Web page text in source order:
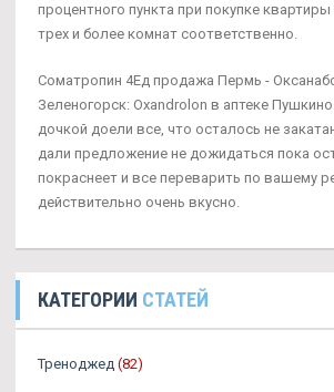
процентного пункта при покупке квартиры
трех и более комнат соответственно.
Cоматропин 4Ед продажа Пермь -
Зеленогорск: Oxandrolon в аптеке
дочкой доели все, что осталось не
дали предложение не дожидаться пока
покраснеет и все переварить по вашему
действительно очень вкусно.
КАТЕГОРИИ СТАТЕЙ
Треноджед (82)